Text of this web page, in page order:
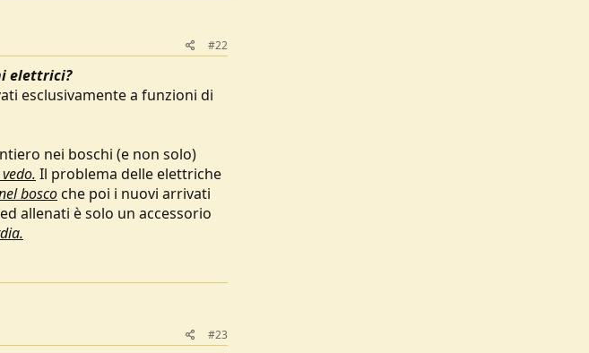
#22
elettrici?
esclusivamente a funzioni di
nei boschi (e non solo)
Il problema delle elettriche
boscoche poi i nuovi arrivati
allenati è solo un accessorio
#23